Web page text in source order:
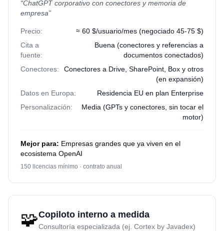
“ChatGPT corporativo con conectores y memoria de
empresa”
Precio:
≈ 60 $/usuario/mes (negociado 45-75 $)
Cita a
fuente:
Buena (conectores y referencias a
documentos conectados)
Conectores:
Conectores a Drive, SharePoint, Box y otros
(en expansión)
Datos en Europa:
Residencia EU en plan Enterprise
Personalización:
Media (GPTs y conectores, sin tocar el
motor)
Mejor para: Empresas grandes que ya viven en el
ecosistema OpenAI
150 licencias mínimo · contrato anual
🧩Copiloto interno a medida
Consultoría especializada (ej. Cortex by Javadex)